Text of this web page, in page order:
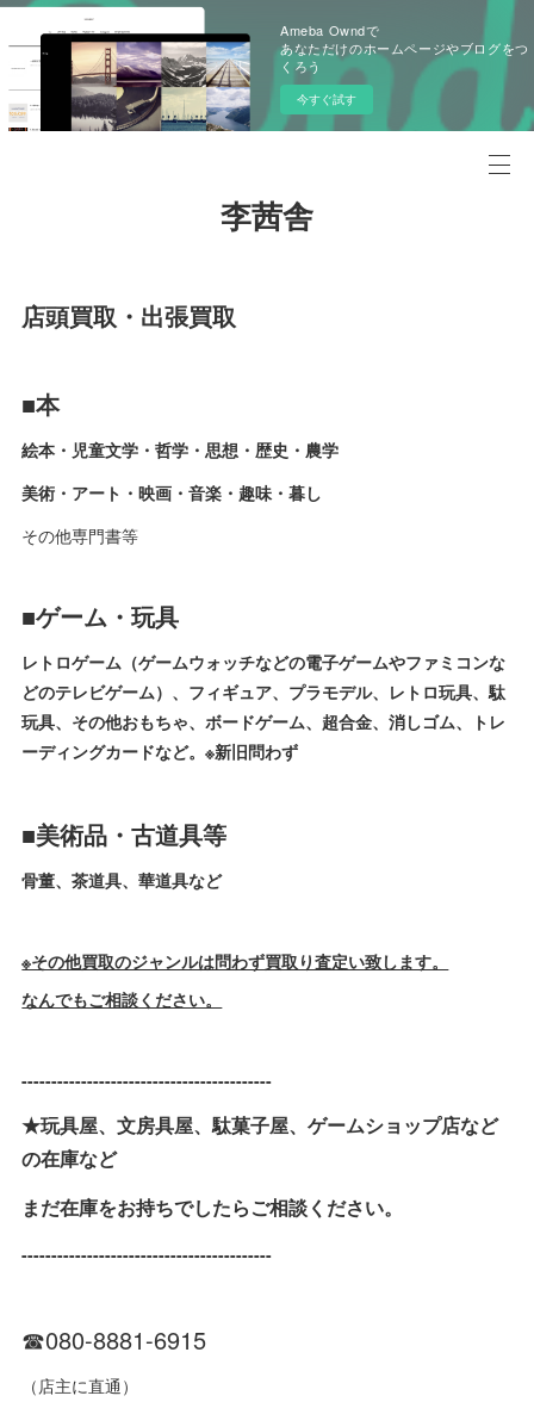
Ameba Owndで
あなただけのホームページやブログをつ
くろう
今すぐ試す
李茜舎
店頭買取・出張買取
■本
絵本・児童文学・哲学・思想・歴史・農学
美術・アート・映画・音楽・趣味・暮し
その他専門書等
■ゲーム・玩具
レトロゲーム（ゲームウォッチなどの電子ゲームやファミコンな
どのテレビゲーム）、フィギュア、プラモデル、レトロ玩具、駄
玩具、その他おもちゃ、ボードゲーム、超合金、消しゴム、トレ
ーディングカードなど。※新旧問わず
■美術品・古道具等
骨董、茶道具、華道具など
※その他買取のジャンルは問わず買取り査定い致します。
なんでもご相談ください。
------------------------------------------
★玩具屋、文房具屋、駄菓子屋、ゲームショップ店など
の在庫など
まだ在庫をお持ちでしたらご相談ください。
------------------------------------------
☎︎080-8881-6915
（店主に直通）